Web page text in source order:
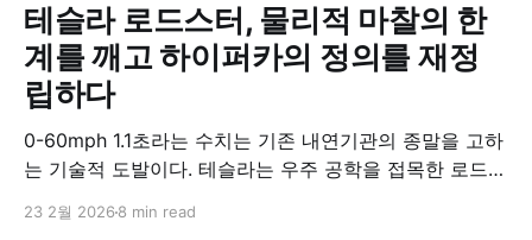
테슬라 로드스터, 물리적 마찰의 한
계를 깨고 하이퍼카의 정의를 재정
립하다
0-60mph 1.1초라는 수치는 기존 내연기관의 종말을 고하
는 기술적 도발이다. 테슬라는 우주 공학을 접목한 로드스
히 재설정했다.
23 2월 2026 8 min read